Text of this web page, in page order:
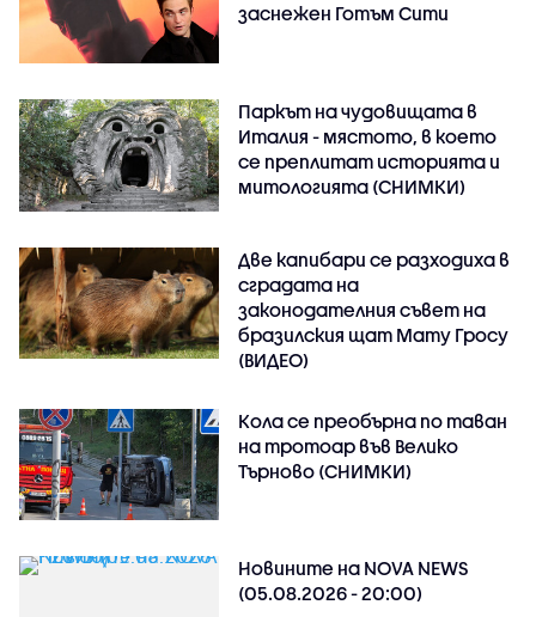
заснежен Готъм Сити
Паркът на чудовищата в
Италия - мястото, в което
се преплитат историята и
митологията (СНИМКИ)
Две капибари се разходиха в
сградата на
законодателния съвет на
бразилския щат Мату Гросу
(ВИДЕО)
Кола се преобърна по таван
на тротоар във Велико
Търново (СНИМКИ)
Новините на NOVA NEWS
(05.08.2026 - 20:00)